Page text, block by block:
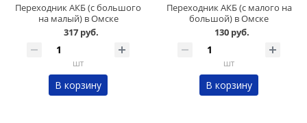
Переходник АКБ (с большого
на малый) в Омске
317 руб.
шт
В корзину
Переходник АКБ (с малого на
большой) в Омске
130 руб.
шт
В корзину